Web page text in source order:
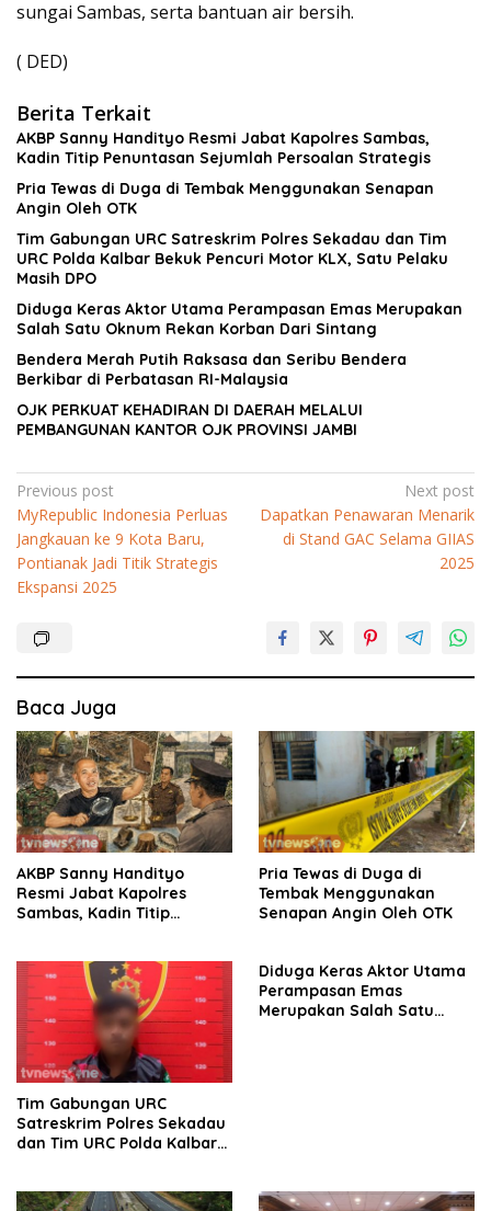
sungai Sambas, serta bantuan air bersih.
( DED)
Berita Terkait
AKBP Sanny Handityo Resmi Jabat Kapolres Sambas,
Kadin Titip Penuntasan Sejumlah Persoalan Strategis
Pria Tewas di Duga di Tembak Menggunakan Senapan
Angin Oleh OTK
Tim Gabungan URC Satreskrim Polres Sekadau dan Tim
URC Polda Kalbar Bekuk Pencuri Motor KLX, Satu Pelaku
Masih DPO
Diduga Keras Aktor Utama Perampasan Emas Merupakan
Salah Satu Oknum Rekan Korban Dari Sintang
Bendera Merah Putih Raksasa dan Seribu Bendera
Berkibar di Perbatasan RI-Malaysia
OJK PERKUAT KEHADIRAN DI DAERAH MELALUI
PEMBANGUNAN KANTOR OJK PROVINSI JAMBI
Navigasi
pos
Previous post
MyRepublic Indonesia Perluas
Jangkauan ke 9 Kota Baru,
Pontianak Jadi Titik Strategis
Ekspansi 2025
Next post
Dapatkan Penawaran Menarik
di Stand GAC Selama GIIAS
2025
Baca Juga
AKBP Sanny Handityo
Resmi Jabat Kapolres
Sambas, Kadin Titip
Pria Tewas di Duga di
Tembak Menggunakan
Senapan Angin Oleh OTK
Tim Gabungan URC
Satreskrim Polres Sekadau
dan Tim URC Polda Kalbar
Diduga Keras Aktor Utama
Perampasan Emas
Merupakan Salah Satu